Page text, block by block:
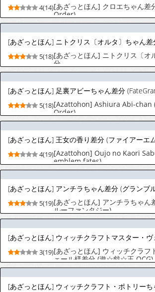
4(14)[あざっとほん] クロエちゃん差
Order)
[あざっとほん] ニトクリス〔オルタ〕ちゃん差
5(18)[あざっとほん] ニトクリス〔オ
分
[あざっとほん] 足裏アビーちゃん差分
5(18)[Azattohon] Ashiura Abi-chan
Order)
[あざっとほん] 王女の香り差分 (ファイアーエ
4(19)[Azattohon] Oujo no Kaori
emblem fates)
[あざっとほん] アンチラちゃん差分 (グランブ
5(19)[あざっとほん] アンチラちゃん
ルーファンタジー)
3(19)[あざっとほん] ウィッチクラフ
ェール様差分 (遊☆戯☆王 OCG)
[あざっとほん] ウィッチクラフト・ポトリー